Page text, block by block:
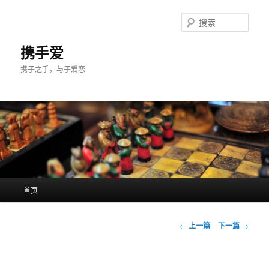
携手爱
携子之手，与子爱恋
索
首页
文
← 上一篇 下一篇 →